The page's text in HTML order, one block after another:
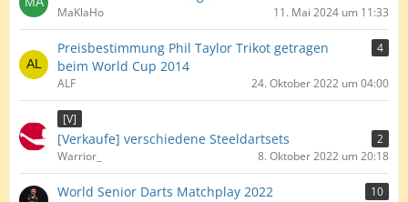
MaKlaHo 11. Mai 2024 um 11:33
Preisbestimmung Phil Taylor Trikot getragen
beim World Cup 2014
4
ALF 24. Oktober 2022 um 04:00
[V]
[Verkaufe] verschiedene Steeldartsets
2
Warrior_
8. Oktober 2022 um 20:18
World Senior Darts Matchplay 2022
10